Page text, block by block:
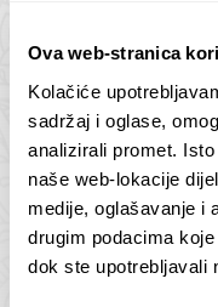
Ova web-stranica
Kolačiće
sadržaj i oglase,
analizirali promet.
naše web-lokacije
medije, oglašavanje i
drugim podacima
dok ste upotrebljavali
Butan – ljudi
75,00€ –
ODABERI OPCIJE